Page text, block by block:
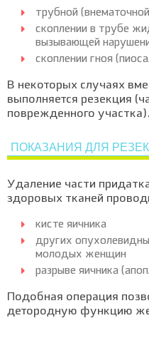
трубной
скоплении в трубе
вызывающей
скоплении гноя
В некоторых случаях
выполняется резекция
поврежденного участка).
ПОКАЗАНИЯ ДЛЯ
Удаление части
здоровых тканей
кисте яичника
других
молодых женщин
разрыве яичника
Подобная операция
детородную функцию